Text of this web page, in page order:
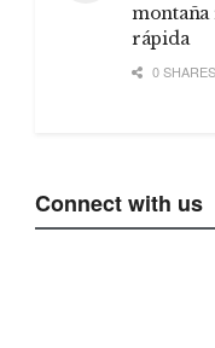
montaña
rápida
0 SHARES
Connect with us